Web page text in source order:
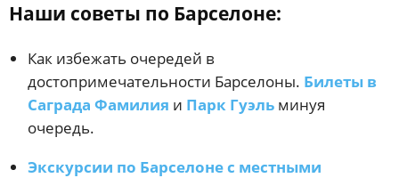
Наши советы по Барселоне:
Как избежать очередей в
достопримечательности Барселоны. Билеты в
Саграда Фамилия и Парк Гуэль минуя
очередь.
Экскурсии по Барселоне с местными